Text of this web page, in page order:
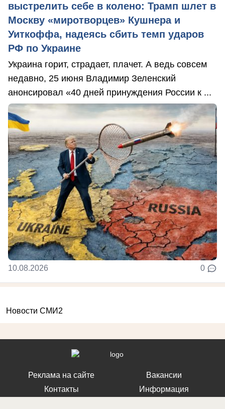
выстрелить себе в колено: Трамп шлет в
Москву «миротворцев» Кушнера и
Уиткоффа, надеясь сбить темп ударов
РФ по Украине
Украина горит, страдает, плачет. А ведь совсем
недавно, 25 июня Владимир Зеленский
анонсировал «40 дней принуждения России к ...
10.08.2026 0
Новости СМИ2
Реклама на сайте
Контакты
Вакансии
Информация